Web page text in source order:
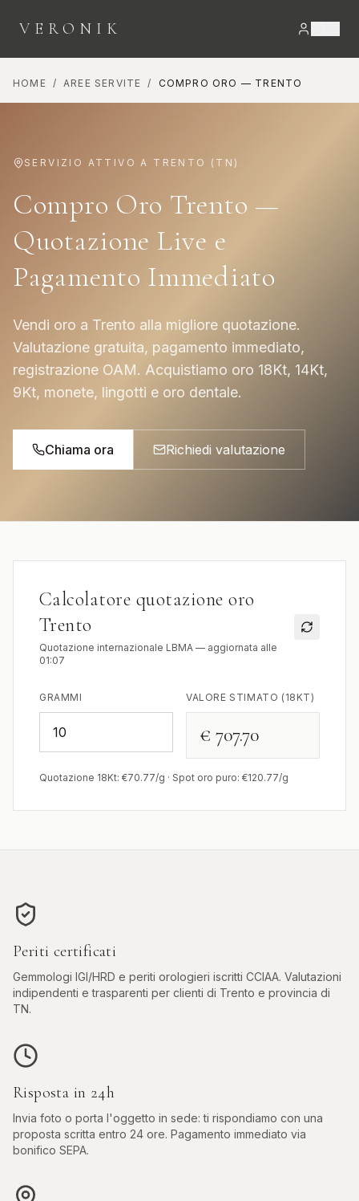
VERONIK
HOME / AREE SERVITE / COMPRO ORO — TRENTO
SERVIZIO ATTIVO A TRENTO ( TN)
Compro Oro Trento —
Quotazione Live e
Pagamento Immediato
Vendi oro a Trento alla migliore quotazione.
Valutazione gratuita, pagamento immediato,
registrazione OAM. Acquistiamo oro 18Kt, 14Kt,
9Kt, monete, lingotti e oro dentale.
Chiama ora Richiedi valutazione
Calcolatore quotazione oro
Trento
Quotazione internazionale LBMA — aggiornata alle
01:07
GRAMMI VALORE STIMATO (18KT)
€ 707.70
Quotazione 18Kt: €70.77/g · Spot oro puro: €120.77/g
Periti certificati
Gemmologi IGI/HRD e periti orologieri iscritti CCIAA. Valutazioni
indipendenti e trasparenti per clienti di Trento e provincia di
TN.
Risposta in 24h
Invia foto o porta l'oggetto in sede: ti rispondiamo con una
proposta scritta entro 24 ore. Pagamento immediato via
bonifico SEPA.